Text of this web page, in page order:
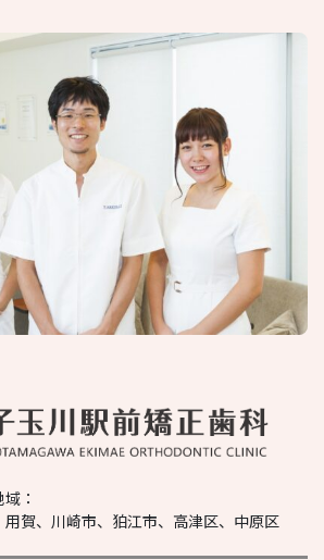
：
賀、川崎市、狛江市、高津区、中原区